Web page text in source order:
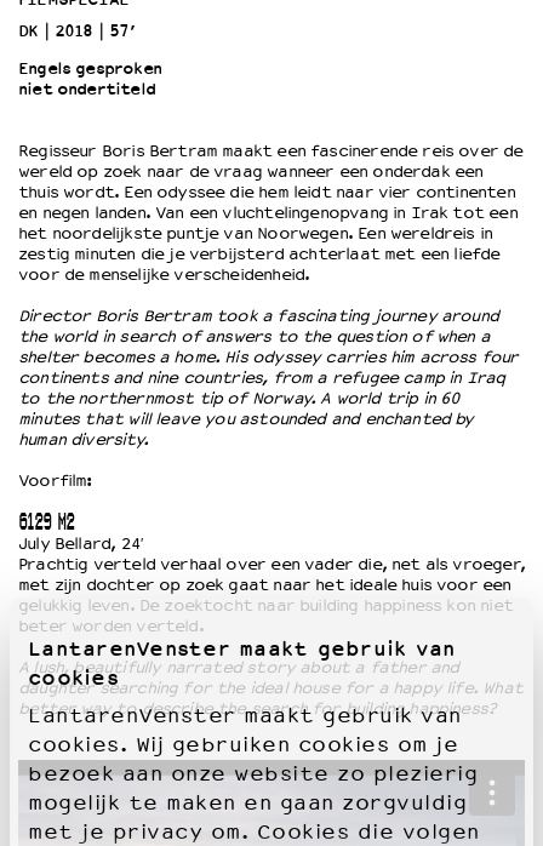
LantarenVenster maakt gebruik van
cookies
LantarenVenster maakt gebruik van
cookies. Wij gebruiken cookies om je
bezoek aan onze website zo plezierig
mogelijk te maken en gaan zorgvuldig
met je privacy om. Cookies die volgen
OVER LANTARENVENSTER
Wat we doen
Wie is wie
Word vriend
Historie
Partners
Huisregels
Integriteits- en gedragscode
Duurzaamheid
Culturele boycot Israël
Ruimte voor artistieke vrijheid – VNPF
DK
2018
57’
Engels gesproken
niet ondertiteld
Regisseur Boris Bertram maakt een fascinerende reis over de
wereld op zoek naar de vraag wanneer een onderdak een
thuis wordt. Een odyssee die hem leidt naar vier continenten
en negen landen. Van een vluchtelingenopvang in Irak tot een
het noordelijkste puntje van Noorwegen. Een wereldreis in
zestig minuten die je verbijsterd achterlaat met een liefde
voor de menselijke verscheidenheid.
Director Boris Bertram took a fascinating journey around
the world in search of answers to the question of when a
shelter becomes a home. His odyssey carries him across four
continents and nine countries, from a refugee camp in Iraq
to the northernmost tip of Norway. A world trip in 60
minutes that will leave you astounded and enchanted by
human diversity.
Voorfilm:
6129 M2
July Bellard, 24′
Prachtig verteld verhaal over een vader die, net als vroeger,
met zijn dochter op zoek gaat naar het ideale huis voor een
gelukkig leven. De zoektocht naar building happiness kon niet
beter worden verteld.
A lush, beautifully narrated story about a father and
daughter searching for the ideal house for a happy life. What
better way to describe the search for building happiness?